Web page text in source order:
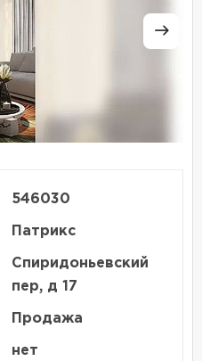
546030
Патрикс
Спиридоньевский
пер, д 17
Продажа
нет